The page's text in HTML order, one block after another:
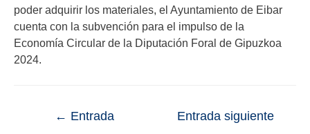
poder adquirir los materiales, el Ayuntamiento de Eibar
cuenta con la subvención para el impulso de la
Economía Circular de la Diputación Foral de Gipuzkoa
2024.
← Entrada
Entrada siguiente